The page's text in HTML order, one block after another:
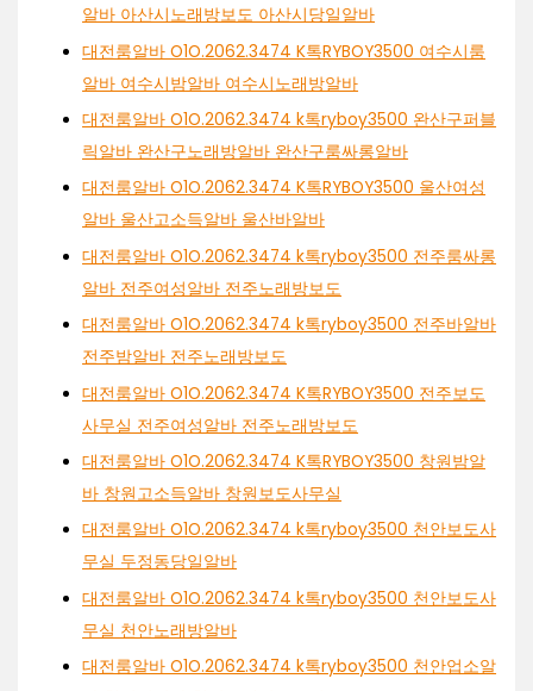
알바 아산시노래방보도 아산시당일알바
대전룸알바 O1O.2062.3474 K톡RYBOY3500 여수시룸
알바 여수시밤알바 여수시노래방알바
대전룸알바 O1O.2062.3474 k톡ryboy3500 완산구퍼블
릭알바 완산구노래방알바 완산구룸싸롱알바
대전룸알바 O1O.2062.3474 K톡RYBOY3500 울산여성
알바 울산고소득알바 울산바알바
대전룸알바 O1O.2062.3474 k톡ryboy3500 전주룸싸롱
알바 전주여성알바 전주노래방보도
대전룸알바 O1O.2062.3474 k톡ryboy3500 전주바알바
전주밤알바 전주노래방보도
대전룸알바 O1O.2062.3474 K톡RYBOY3500 전주보도
사무실 전주여성알바 전주노래방보도
대전룸알바 O1O.2062.3474 K톡RYBOY3500 창원밤알
바 창원고소득알바 창원보도사무실
대전룸알바 O1O.2062.3474 k톡ryboy3500 천안보도사
무실 두정동당일알바
대전룸알바 O1O.2062.3474 k톡ryboy3500 천안보도사
무실 천안노래방알바
대전룸알바 O1O.2062.3474 k톡ryboy3500 천안업소알